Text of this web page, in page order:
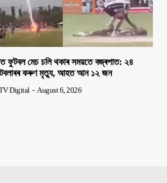
ফুটবল মেচ চলি থকাৰ সময়তে বজ্ৰপাত: ২৪
কৰুণ মৃত্যু, আহত আন ১২ জন
Digital - August 6, 2026